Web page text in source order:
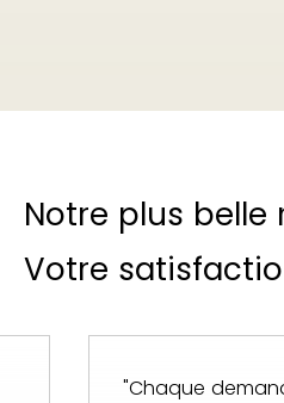
Notre plus belle
Votre
"Chaque